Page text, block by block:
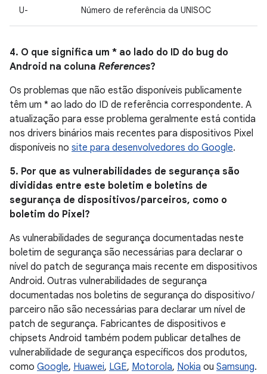
U- Número de referência da UNISOC
4. O que significa um * ao lado do ID do bug do
Android na coluna References?
Os problemas que não estão disponíveis publicamente
têm um * ao lado do ID de referência correspondente. A
atualização para esse problema geralmente está contida
nos drivers binários mais recentes para dispositivos Pixel
disponíveis no site para desenvolvedores do Google.
5. Por que as vulnerabilidades de segurança são
divididas entre este boletim e boletins de
segurança de dispositivos / parceiros, como o
boletim do Pixel?
As vulnerabilidades de segurança documentadas neste
boletim de segurança são necessárias para declarar o
nível do patch de segurança mais recente em dispositivos
Android. Outras vulnerabilidades de segurança
documentadas nos boletins de segurança do dispositivo /
parceiro não são necessárias para declarar um nível de
patch de segurança. Fabricantes de dispositivos e
chipsets Android também podem publicar detalhes de
vulnerabilidade de segurança específicos dos produtos,
como Google, Huawei, LGE, Motorola, Nokia ou Samsung.